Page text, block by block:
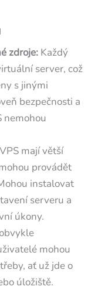
zdroje: Každý
server, což
s jinými
bezpečnosti a
nemohou
mají větší
provádět
instalovat
serveru a
úkony.
mohou
ať už jde o
úložiště.